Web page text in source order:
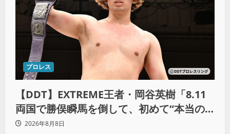
プロレス
【DDT】EXTREME王者・岡谷英樹「8.11
両国で勝俣瞬馬を倒して、初めて“本当の
王者”になれる」
2026年8月8日